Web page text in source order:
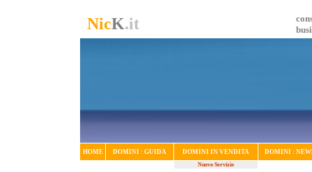
NicK.it
HOME DOMINI : GUIDA DOMINI IN VENDITA DOMINI :
Nuovo Servizio